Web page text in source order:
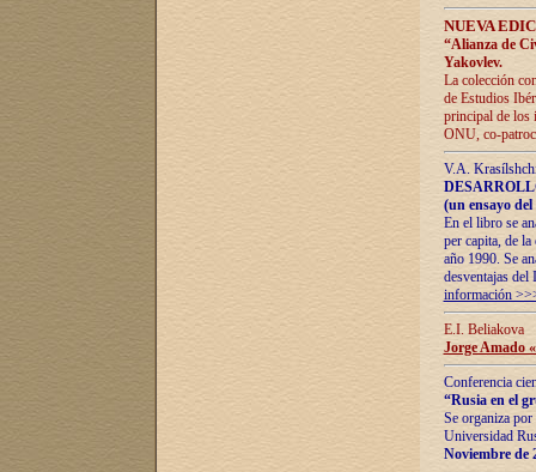
NUEVA
“Alianza de
Yakovlev.
La colección
de Estudios
principal de los
ONU, co-
V.A.
(un ensayo
En el libro se
per capita, de
año 1990. Se
desventajas
información
E.I. Beliakova
Jorge Amado
Conferencia
“Rusia en el
Se organiza
Universidad
Noviembre de